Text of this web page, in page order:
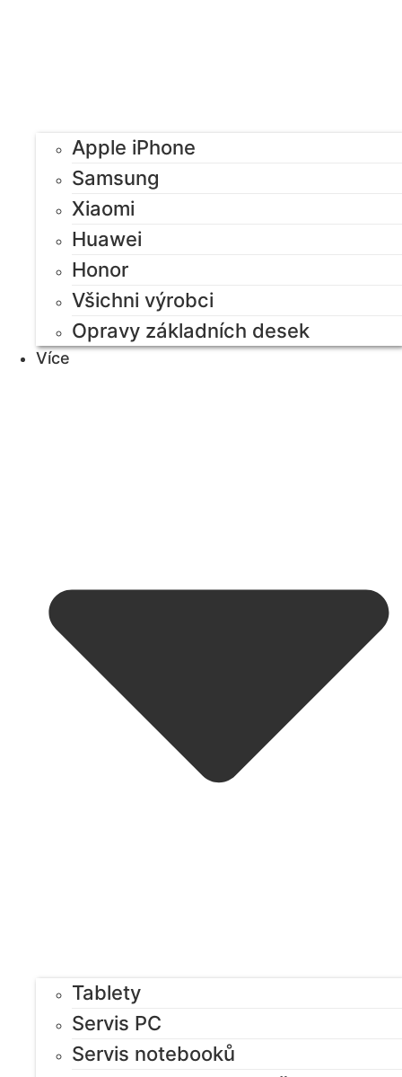
Apple iPhone
Samsung
Xiaomi
Huawei
Honor
Všichni výrobci
Opravy základních desek
Více
Tablety
Servis PC
Servis notebooků